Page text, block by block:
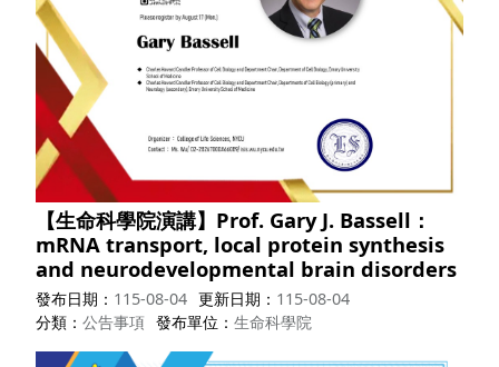
【生命科學院演講】Prof. Gary J. Bassell：
mRNA transport, local protein synthesis
and neurodevelopmental brain disorders
發布日期 115-08-04 更新日期
115-08-04
分類
公告事項 發布單位 生命科學院